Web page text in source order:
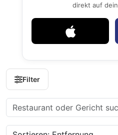
direkt auf
Filter